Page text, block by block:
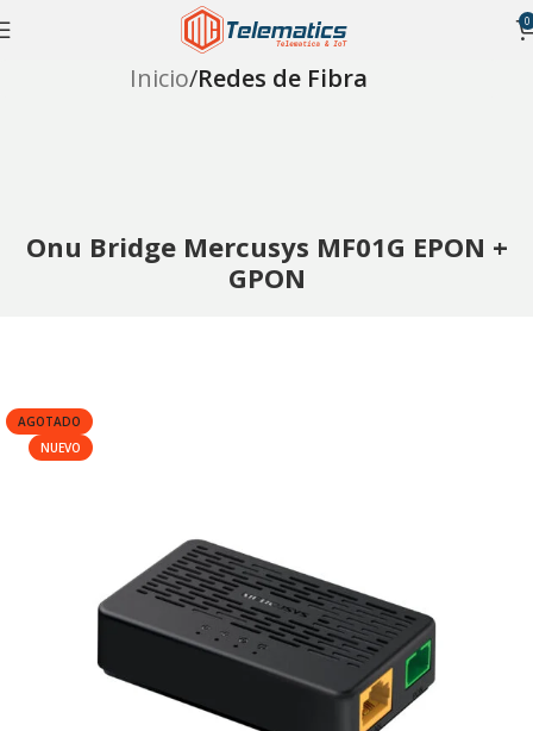
0
Inicio Redes de Fibra
Onu Bridge Mercusys MF01G EPON +
GPON
AGOTADO
NUEVO